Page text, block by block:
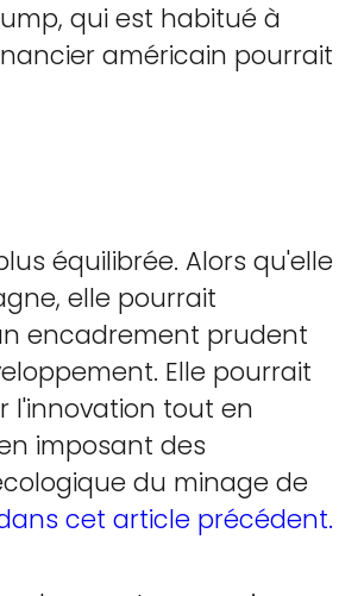
qui est habitué à
américain pourrait
équilibrée. Alors qu'elle
elle pourrait
encadrement prudent
Elle pourrait
l'innovation tout en
imposant des
du minage de
cet article précédent.